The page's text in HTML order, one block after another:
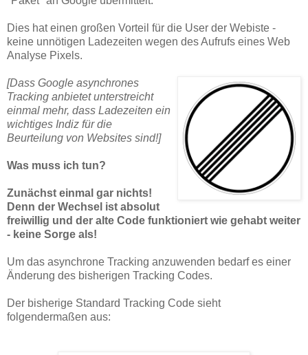
Dies hat einen großen Vorteil für die User der Webiste -
keine unnötigen Ladezeiten wegen des Aufrufs eines Web
Analyse Pixels.
[Dass Google asynchrones
Tracking anbietet unterstreicht
einmal mehr, dass Ladezeiten ein
wichtiges Indiz für die
Beurteilung von Websites sind!]
Was muss ich tun?
Zunächst einmal gar nichts!
Denn der Wechsel ist absolut
freiwillig und der alte Code funktioniert wie gehabt weiter
- keine Sorge als!
Um das asynchrone Tracking anzuwenden bedarf es einer
Änderung des bisherigen Tracking Codes.
Der bisherige Standard Tracking Code sieht
folgendermaßen aus: